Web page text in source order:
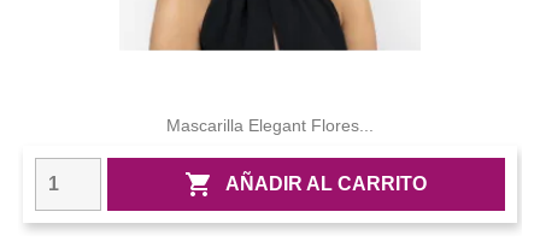
Mascarilla Elegant Flores...
 AÑADIR AL CARRITO